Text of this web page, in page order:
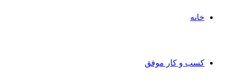
خانه
کسب و کار موفق